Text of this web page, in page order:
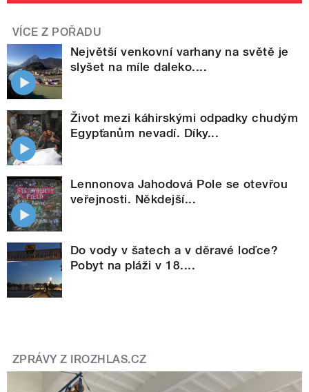
VÍCE Z POŘADU
Největší venkovní varhany na světě je
slyšet na míle daleko....
Život mezi káhirskými odpadky chudým
Egypťanům nevadí. Díky...
Lennonova Jahodová Pole se otevřou
veřejnosti. Někdejší...
Do vody v šatech a v děravé loďce?
Pobyt na pláži v 18....
ZPRÁVY Z IROZHLAS.CZ